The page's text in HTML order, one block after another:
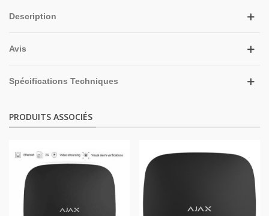
Description
Avis
Spécifications Techniques
PRODUITS ASSOCIÉS